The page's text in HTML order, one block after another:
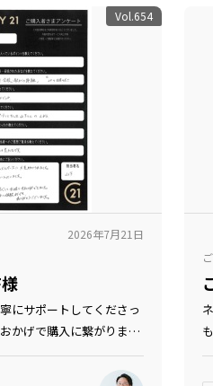
Vol.654
2026年7月21日
にサポートしてくださっ
かげで購入に繋がりまし
ーム購入の体験となりま